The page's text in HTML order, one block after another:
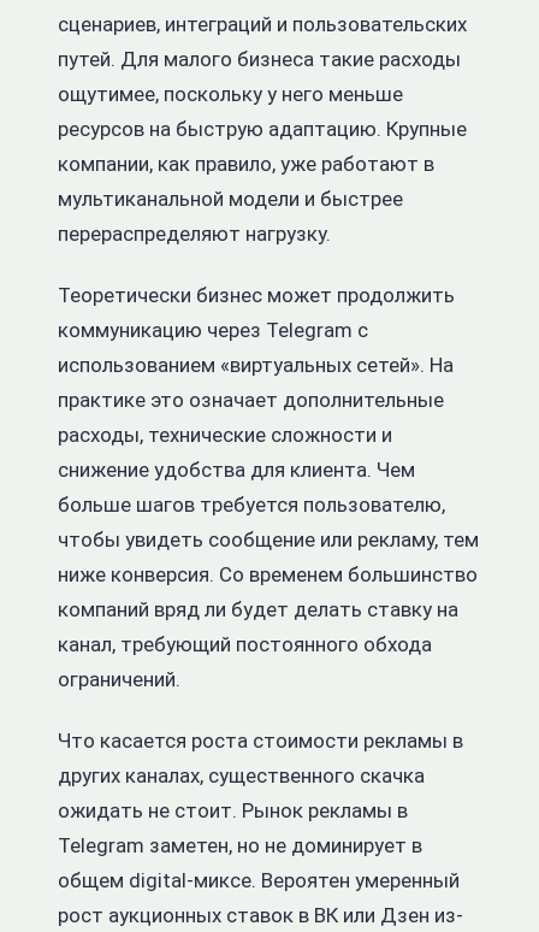
сценариев, интеграций и пользовательских
путей. Для малого бизнеса такие расходы
ощутимее, поскольку у него меньше
ресурсов на быструю адаптацию. Крупные
компании, как правило, уже работают в
мультиканальной модели и быстрее
перераспределяют нагрузку.
Теоретически бизнес может продолжить
коммуникацию через Telegram с
использованием «виртуальных сетей». На
практике это означает дополнительные
расходы, технические сложности и
снижение удобства для клиента. Чем
больше шагов требуется пользователю,
чтобы увидеть сообщение или рекламу, тем
ниже конверсия. Со временем большинство
компаний вряд ли будет делать ставку на
канал, требующий постоянного обхода
ограничений.
Что касается роста стоимости рекламы в
других каналах, существенного скачка
ожидать не стоит. Рынок рекламы в
Telegram заметен, но не доминирует в
общем digital-миксе. Вероятен умеренный
рост аукционных ставок в ВК или Дзен из-